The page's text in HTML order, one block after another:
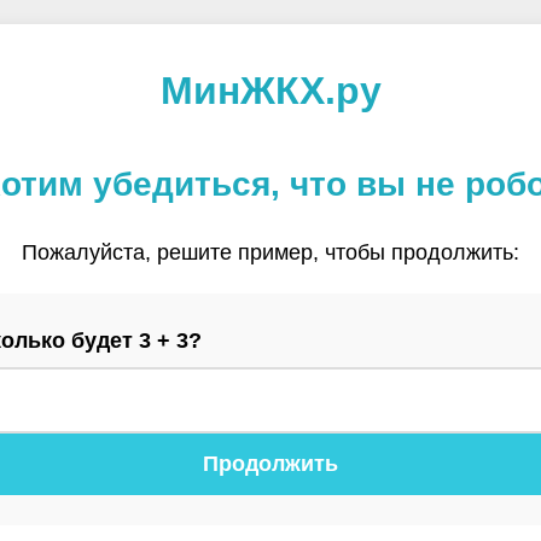
МинЖКХ.ру
убедиться, что вы не
Пожалуйста, решите пример, чтобы продолжить:
будет 3 + 3?
Продолжить